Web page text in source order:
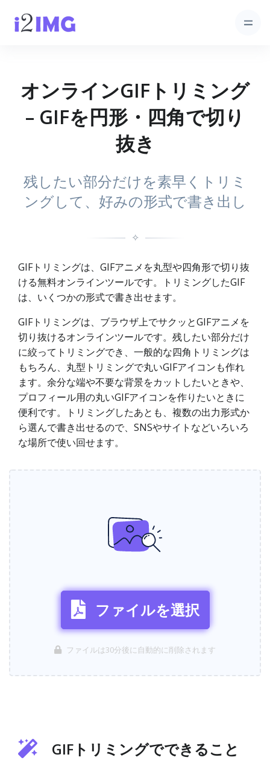
オンラインGIFトリミング
– GIFを円形・四角で切り
抜き
残したい部分だけを素早くトリミ
ングして、好みの形式で書き出し
✧
GIFトリミングは、GIFアニメを丸型や四角形で切り抜
ける無料オンラインツールです。トリミングしたGIF
は、いくつかの形式で書き出せます。
GIFトリミングは、ブラウザ上でサクッとGIFアニメを
切り抜けるオンラインツールです。残したい部分だけ
に絞ってトリミングでき、一般的な四角トリミングは
もちろん、丸型トリミングで丸いGIFアイコンも作れ
ます。余分な端や不要な背景をカットしたいときや、
プロフィール用の丸いGIFアイコンを作りたいときに
便利です。トリミングしたあとも、複数の出力形式か
ら選んで書き出せるので、SNSやサイトなどいろいろ
な場所で使い回せます。
ファイルを選択
ファイルは30分後に自動的に削除されます
GIFトリミングでできること